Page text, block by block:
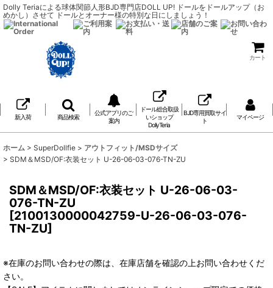
Dolly Teriaによる球体関節人形BJD専門店DOLL UP! ドールをドールアップ（お
めかし）させて ドールとオーナー様の特別な日にしましょう！
カート
新入荷 商品検索
公式アプリのご
案内
ドール総合取扱
いショップ
DollyTeria
BJD専用買取サイ
ト
マイページ
ホーム > SuperDollfie > アウトフィット/MSDサイズ
> SDM＆MSD/OF:衣装セット U-26-06-03-076-TN-ZU
SDM＆MSD/OF:衣装セット U-26-06-03-
076-TN-ZU
[2100130000042759-U-26-06-03-076-
TN-ZU]
※在庫のお問い合わせの際は、在庫店舗を確認の上お問い合わせくだ
さい。